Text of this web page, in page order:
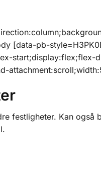
[data-pb-
start;display:flex;flex-
festligheter. Kan også